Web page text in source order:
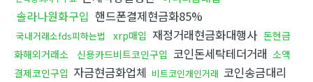
솔라나원화구입 핸드폰결제현금화85%
국내거래소fds피하는법 xrp매입 재정거래현금화대행사 돈현금
화해외거래소
신용카드비트코인구입 코인돈세탁테더거래 소액
결제코인구입 자금현금화업체 비트코인개인거래 코인송금대리